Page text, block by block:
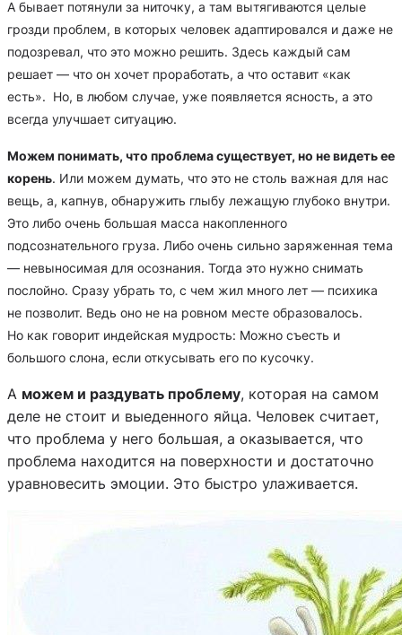
А бывает потянули за ниточку, а там вытягиваются целые
грозди проблем, в которых человек адаптировался и даже не
подозревал, что это можно решить. Здесь каждый сам
решает — что он хочет проработать, а что оставит «как
есть». Но, в любом случае, уже появляется ясность, а это
всегда улучшает ситуацию.
Можем понимать, что проблема существует, но не видеть ее
корень. Или можем думать, что это не столь важная для нас
вещь, а, капнув, обнаружить глыбу лежащую глубоко внутри.
Это либо очень большая масса накопленного
подсознательного груза. Либо очень сильно заряженная тема
— невыносимая для осознания. Тогда это нужно снимать
послойно. Сразу убрать то, с чем жил много лет — психика
не позволит. Ведь оно не на ровном месте образовалось.
Но как говорит индейская мудрость: Можно съесть и
большого слона, если откусывать его по кусочку.
А можем и раздувать проблему, которая на самом
деле не стоит и выеденного яйца. Человек считает,
что проблема у него большая, а оказывается, что
проблема находится на поверхности и достаточно
уравновесить эмоции. Это быстро улаживается.